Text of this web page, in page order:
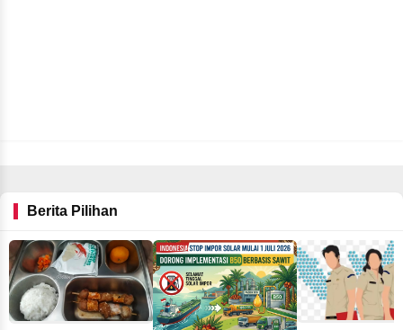
Berita Pilihan